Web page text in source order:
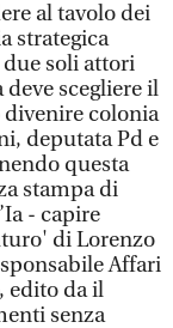
al tavolo dei
strategica
due soli attori
deve scegliere il
divenire colonia
deputata Pd e
questa
stampa di
- capire
di Lorenzo
Affari
edito da il
senza